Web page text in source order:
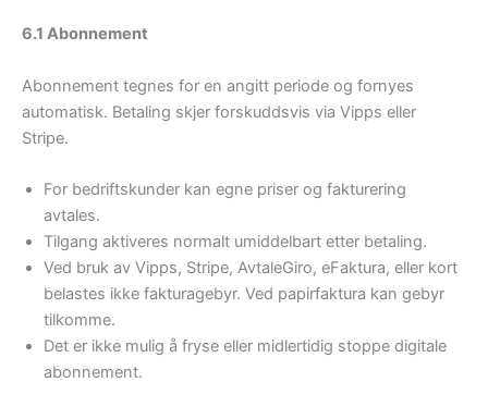
6.1 Abonnement
Abonnement tegnes for en angitt periode og fornyes
automatisk. Betaling skjer forskuddsvis via Vipps eller
Stripe.
For bedriftskunder kan egne priser og fakturering
avtales.
Tilgang aktiveres normalt umiddelbart etter betaling.
Ved bruk av Vipps, Stripe, AvtaleGiro, eFaktura, eller kort
belastes ikke fakturagebyr. Ved papirfaktura kan gebyr
tilkomme.
Det er ikke mulig å fryse eller midlertidig stoppe digitale
abonnement.